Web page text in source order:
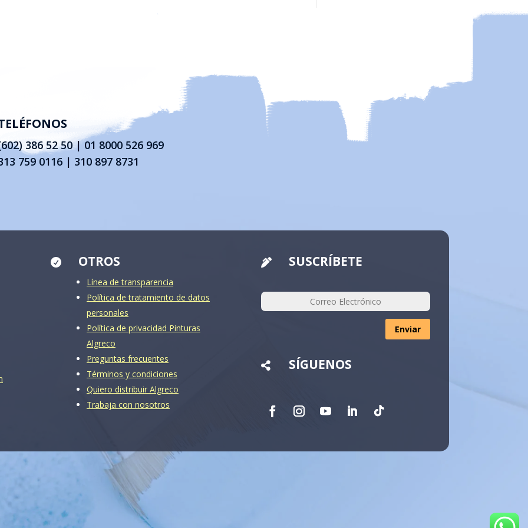
386 52 50|01 8000 526 969
759 0116 | 310 897 8731
 OTROS
Línea de transparencia
Política de tratamiento de datos
personales
Política de privacidad Pinturas
Algreco
Preguntas frecuentes
Términos y condiciones
Quiero distribuir Algreco
Trabaja con nosotros
 SUSCRÍBETE
Enviar
 SÍGUENOS